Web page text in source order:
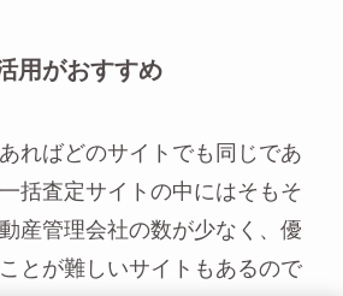
用がおすすめ
ればどのサイトでも同じであ
括査定サイトの中にはそもそ
産管理会社の数が少なく、優
とが難しいサイトもあるので